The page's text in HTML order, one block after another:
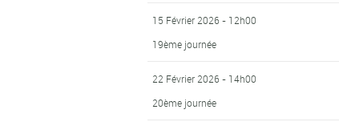
15 Février 2026 - 12h00
19ème journée
22 Février 2026 - 14h00
20ème journée